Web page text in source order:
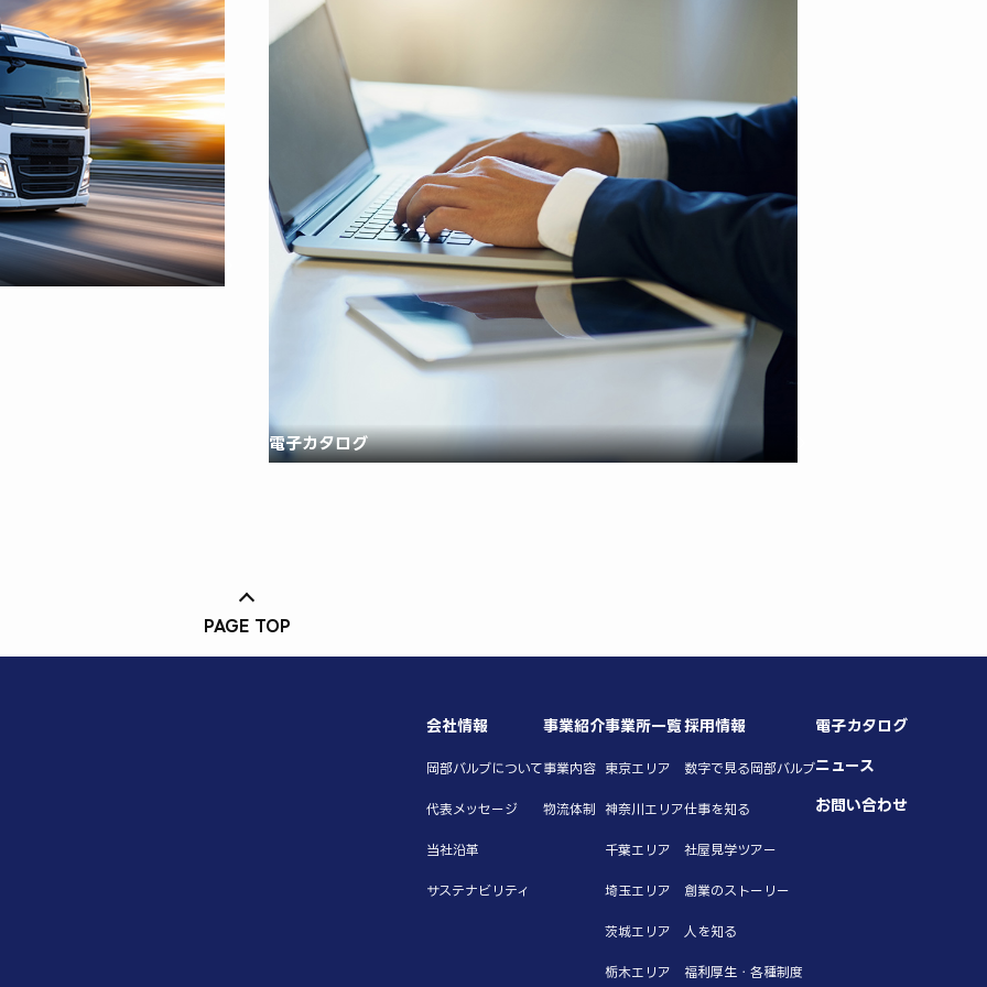
電子カタログ
PAGE TOP
会社情報
岡部バルブについて
代表メッセージ
当社沿革
サステナビリティ
事業紹介
事業内容
物流体制
事業所一覧
東京エリア
神奈川エリア
千葉エリア
埼玉エリア
茨城エリア
栃木エリア
採用情報
数字で見る岡部バルブ
仕事を知る
社屋見学ツアー
創業のストーリー
人を知る
福利厚生・各種制度
電子カタログ
ニュース
お問い合わせ